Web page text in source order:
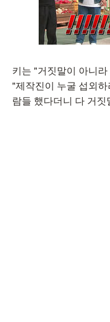
키는 "거짓말이 아니
"제작진이 누굴 섭외
람들 했다더니 다 거